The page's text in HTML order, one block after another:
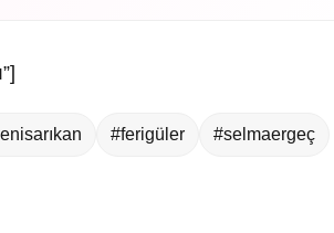
#ferigüler #selmaergeç